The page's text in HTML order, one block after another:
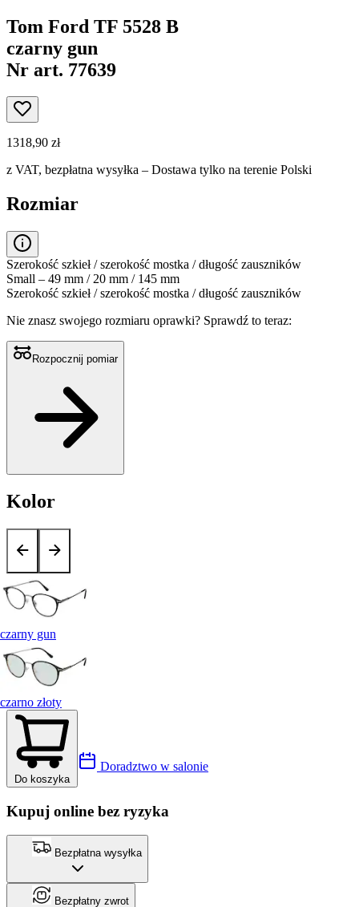
Tom Ford TF 5528 B
czarny gun
Nr art. 77639
1318,90 zł
z VAT, bezpłatna wysyłka – Dostawa tylko na terenie Polski
Rozmiar
Szerokość szkieł / szerokość mostka / długość zauszników
Small – 49 mm / 20 mm / 145 mm
Szerokość szkieł / szerokość mostka / długość zauszników
Nie znasz swojego rozmiaru oprawki? Sprawdź to teraz:
Rozpocznij pomiar
Kolor
czarny gun
czarno złoty
Do koszyka
Doradztwo w salonie
Kupuj online bez ryzyka
Bezpłatna wysyłka
Bezpłatny zwrot